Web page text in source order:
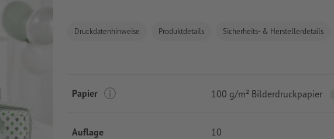
Druckdatenhinweise Produktdetails Sicherheits- & Herstellerdetails
Papier 100 g/m² Bilderdruckpapier
Auflage 10